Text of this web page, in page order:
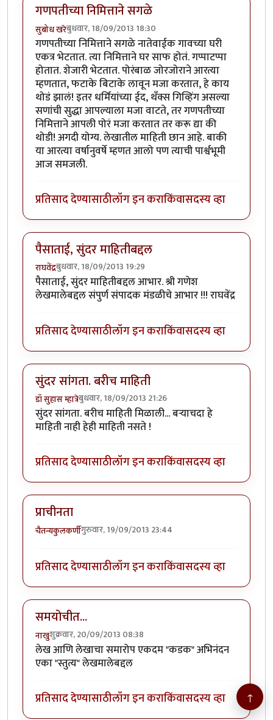
गणपतीच्या निमित्ताने सगळे
सुबोध खरेबुधवार, 18/09/2013 18:30
गणपतीच्या निमित्ताने सगळे नातेवाईक गावच्या घरी
एकत्र भेटतात. त्या निमित्ताने घर साफ होतं. गप्पाटप्पा
होतात. शेजारी भेटतात. पोरंबाळ जोरजोराने आरत्या
म्हणतात, फटाके बिटाके लावून मजा करतात, हे काय
थोडं झालं! इतर धर्मियांच्या ईद, थँक्स गिव्हिंग असल्या
सणांची सुद्धा आपल्याला मजा वाटते, तर गणपतीच्या
निमित्ताने आपली पोरं मजा करतात तर करू द्या की
थोडी! अगदी योग्य. लेखातील माहिती छान आहे. बाकी
या आरत्या वर्षानुवर्षे म्हणत आलो पण त्याची पार्श्वभूमी
आज समजली.
प्रतिसाद देण्यासाठीलॉग इन कराकिंवासदस्य व्हा
पैसाताई, सुंदर माहितीबद्दल
राघवेंद्रबुधवार, 18/09/2013 19:29
पैसाताई, सुंदर माहितीबद्दल आभार. श्री गणेश
लेखमालेबद्दल संपुर्ण संपादक मंडळीचे आभार !!! राघवेंद्र
प्रतिसाद देण्यासाठीलॉग इन कराकिंवासदस्य व्हा
सुंदर सांगता. बरीच माहिती
डॉ सुहास म्हात्रेबुधवार, 18/09/2013 21:26
सुंदर सांगता. बरीच माहिती मिळाली... बर्‍याचदा हे
माहिती नाही हेही माहिती नसते !
प्रतिसाद देण्यासाठीलॉग इन कराकिंवासदस्य व्हा
प्राचीनता
चैतन्यकुलकर्णीगुरुवार, 19/09/2013 23:44
प्रतिसाद देण्यासाठीलॉग इन कराकिंवासदस्य व्हा
समयोचीत...
नाखुशुक्रवार, 20/09/2013 08:38
लेख आणि लेखाचा समारोप एकदम "कडक" अभिनंदन
एका "स्तुत्य" लेखमालेबद्दल
प्रतिसाद देण्यासाठीलॉग इन कराकिंवासदस्य व्हा ↑